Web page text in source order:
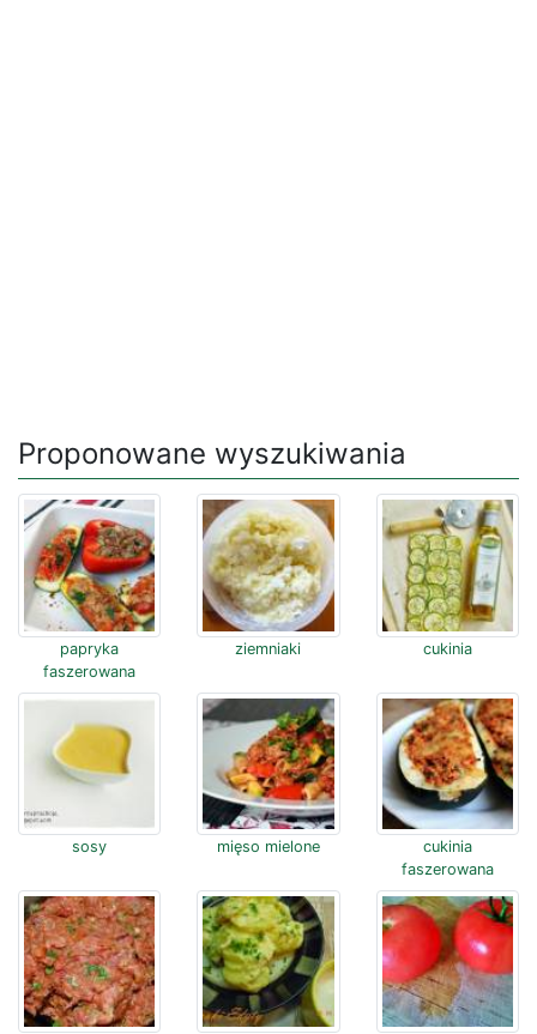
Proponowane wyszukiwania
papryka
faszerowana
ziemniaki cukinia
sosy mięso mielone
cukinia
faszerowana